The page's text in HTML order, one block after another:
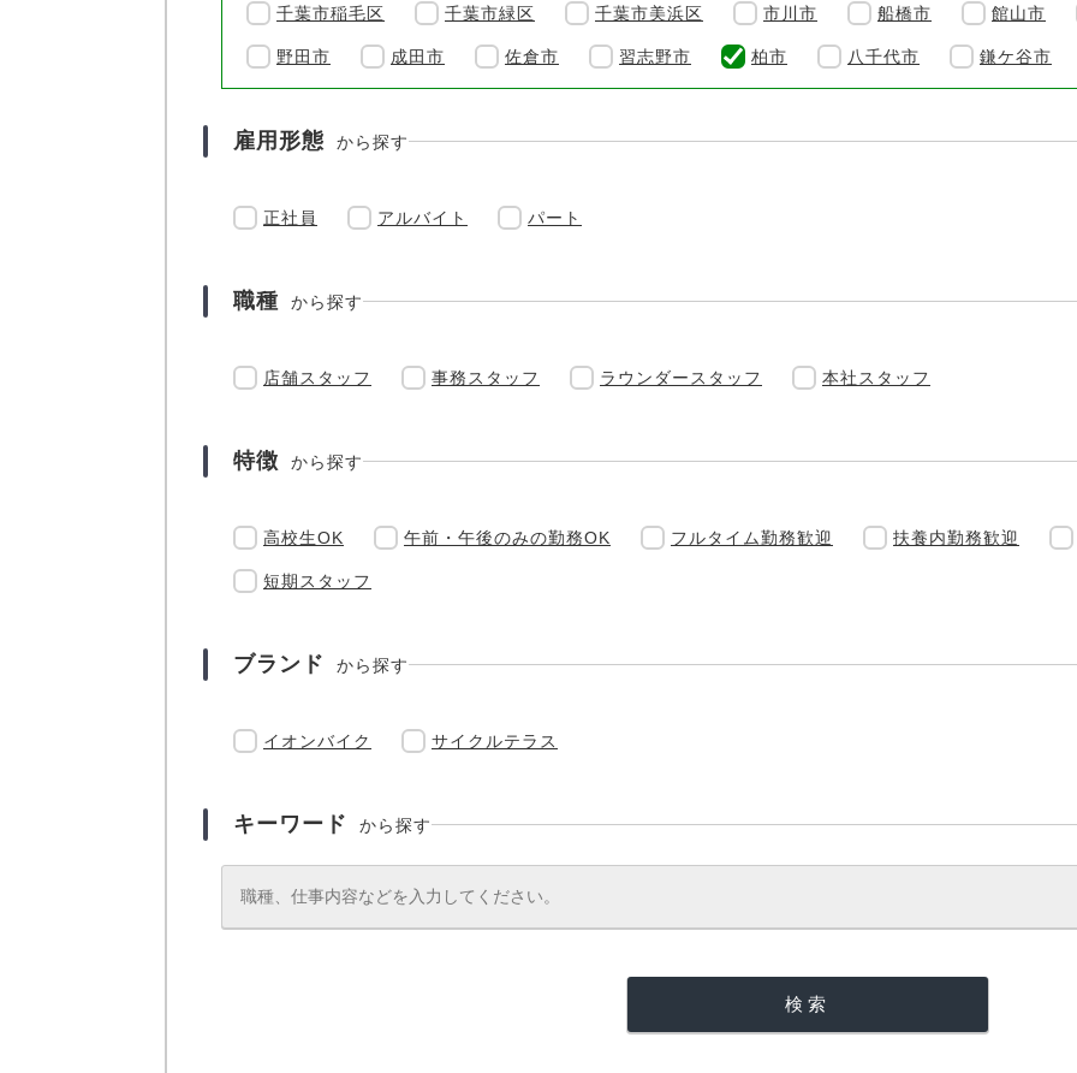
千葉市稲毛区 千葉市緑区 千葉市美浜区 市川市 船橋市 館山市
野田市 成田市 佐倉市 習志野市 柏市 八千代市 鎌ケ谷市
雇用形態 から探す
正社員 アルバイト パート
職種 から探す
店舗スタッフ 事務スタッフ ラウンダースタッフ 本社スタッフ
特徴 から探す
高校生OK 午前・午後のみの勤務OK フルタイム勤務歓迎 扶養内勤務歓迎
短期スタッフ
ブランド から探す
イオンバイク サイクルテラス
キーワード から探す